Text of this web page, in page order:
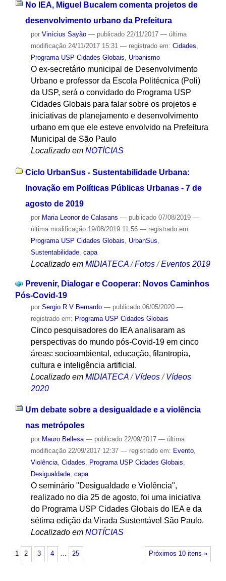
No IEA, Miguel Bucalem comenta projetos de
desenvolvimento urbano da Prefeitura
por Vinícius Sayão — publicado22/11/2017 — última
modificação24/11/2017 15:31 — registrado em: Cidades,
Programa USP Cidades Globais, Urbanismo
O ex-secretário municipal de Desenvolvimento
Urbano e professor da Escola Politécnica (Poli)
da USP, será o convidado do Programa USP
Cidades Globais para falar sobre os projetos e
iniciativas de planejamento e desenvolvimento
urbano em que ele esteve envolvido na Prefeitura
Municipal de São Paulo
Localizado em NOTÍCIAS
Ciclo UrbanSus - Sustentabilidade Urbana:
Inovação em Políticas Públicas Urbanas - 7 de
agosto de 2019
por Maria Leonor de Calasans — publicado07/08/2019 —
última modificação19/08/2019 11:56 — registrado em:
Programa USP Cidades Globais
UrbanSus
Sustentabilidade, capa
Localizado em MIDIATECA /Fotos /Eventos 2019
Prevenir, Dialogar e Cooperar: Novos Caminhos
Pós-Covid-19
por Sergio R V Bernardo — publicado06/05/2020 —
registrado em: Programa USP Cidades Globais
Cinco pesquisadores do IEA analisaram as
perspectivas do mundo pós-Covid-19 em cinco
áreas: socioambiental, educação, filantropia,
cultura e inteligência artificial.
Localizado em MIDIATECA /Vídeos /Vídeos
2020
Um debate sobre a desigualdade e a violência
nas metrópoles
por Mauro Bellesa — publicado22/09/2017 — última
modificação22/09/2017 12:37 — registrado em: Evento,
Violência, Cidades, Programa USP Cidades Globais,
Desigualdade, capa
O seminário "Desigualdade e Violência",
realizado no dia 25 de agosto, foi uma iniciativa
do Programa USP Cidades Globais do IEA e da
sétima edição da Virada Sustentável São Paulo.
Localizado em NOTÍCIAS
Próximos 10 itens »
1 2 3 4 … 25